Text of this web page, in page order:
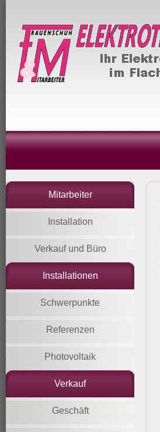
Mitarbeiter
Installation
Verkauf und Büro
Installationen
Schwerpunkte
Referenzen
Photovoltaik
Verkauf
Geschäft